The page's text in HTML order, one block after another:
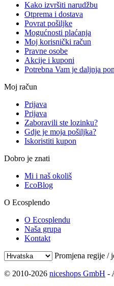
Kako izvršiti narudžbu
Otprema i dostava
Povrat pošiljke
Mogućnosti plaćanja
Moj korisnički račun
Pravne osobe
Akcije i kuponi
Potrebna Vam je daljnja
Moj račun
Prijava
Prijava
Zaboravili ste lozinku?
Gdje je moja pošiljka?
Iskoristiti kupon
Dobro je znati
Mi i naš okoliš
EcoBlog
O Ecosplendo
O Ecosplendu
Naša grupa
Kontakt
Promjena regije /
© 2010-2026 niceshops GmbH -